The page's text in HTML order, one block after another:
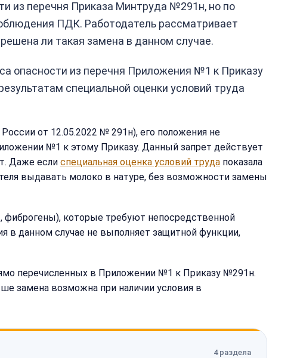
из перечня Приказа Минтруда №291н, но по
ПДК. Работодатель рассматривает
ли такая замена в данном случае.
опасности из перечня Приложения №1 к Приказу
специальной оценки условий труда
от 12.05.2022 № 291н), его положения не
№1 к этому Приказу. Данный запрет действует
Даже если специальная оценка условий труда показала
выдавать молоко в натуре, без возможности замены
фиброгены), которые требуют непосредственной
в данном случае не выполняет защитной функции,
перечисленных в Приложении №1 к Приказу №291н.
замена возможна при наличии условия в
4 раздела